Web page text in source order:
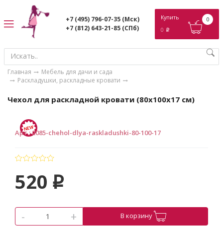
+7 (495) 796-07-35 (Мск)
+7 (812) 643-21-85 (СПб)
Купить
0 p
0
Главная
Мебель для дачи и сада
Раскладушки, раскладные кровати
Чехол для раскладной кровати (80х100х17 см)
Арт.:2085-chehol-dlya-raskladushki-80-100-17
520 p
- + В корзину